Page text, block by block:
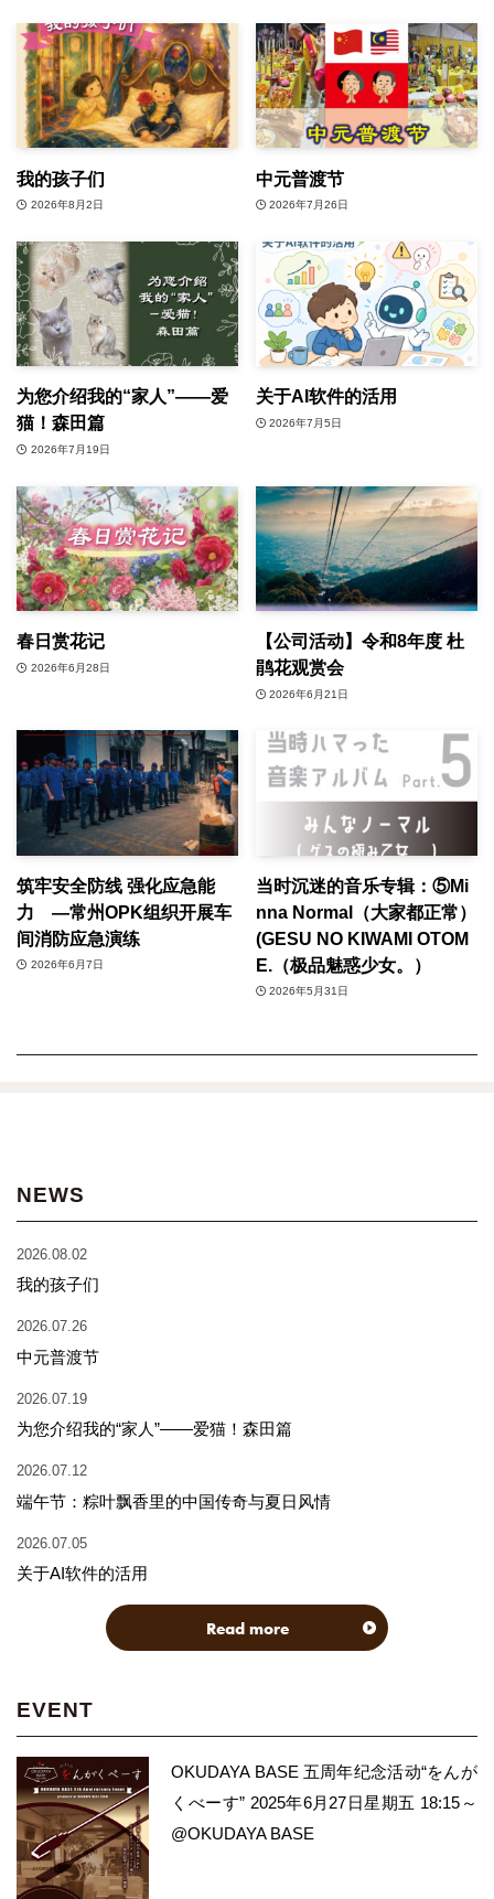
我的孩子们
2026年8月2日
中元普渡节
2026年7月26日
为您介绍我的“家人”——爱
猫！森田篇
2026年7月19日
关于AI软件的活用
2026年7月5日
春日赏花记
2026年6月28日
【公司活动】令和8年度 杜
鹃花观赏会
2026年6月21日
筑牢安全防线 强化应急能
力 —常州OPK组织开展车
间消防应急演练
2026年6月7日
当时沉迷的音乐专辑：⑤Mi
nna Normal（大家都正常）
(GESU NO KIWAMI OTOM
E.（极品魅惑少女。）
2026年5月31日
NEWS
2026.08.02
我的孩子们
2026.07.26
中元普渡节
2026.07.19
为您介绍我的“家人”——爱猫！森田篇
2026.07.12
端午节：粽叶飘香里的中国传奇与夏日风情
2026.07.05
关于AI软件的活用
Read more
EVENT
OKUDAYA BASE 五周年纪念活动“をんが
くべーす” 2025年6月27日星期五 18:15～
@OKUDAYA BASE